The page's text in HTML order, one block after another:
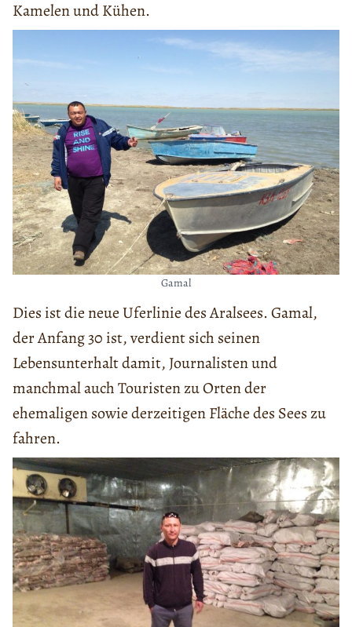
Kamelen und Kühen.
Gamal
Dies ist die neue Uferlinie des Aralsees. Gamal,
der Anfang 30 ist, verdient sich seinen
Lebensunterhalt damit, Journalisten und
manchmal auch Touristen zu Orten der
ehemaligen sowie derzeitigen Fläche des Sees zu
fahren.